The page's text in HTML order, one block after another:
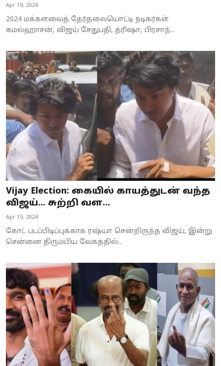
Apr 19, 2024
2024 மக்களவைத் தேர்தலையொட்டி நடிகர்கள்
கமல்ஹாசன், விஜய் சேதுபதி, த்ரிஷா, பிரசாந்...
Vijay Election: கையில் காயத்துடன் வந்த
விஜய்… சுற்றி வள...
Apr 19, 2024
கோட் படப்பிடிப்புக்காக ரஷ்யா சென்றிருந்த விஜய், இன்று
சென்னை திரும்பிய வேகத்தில்...